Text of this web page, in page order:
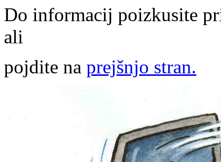
Do informacij poizkusite
ali
pojdite na prejšnjo stran.